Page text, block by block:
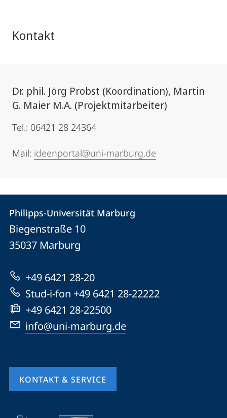
Kontakt
Dr. phil. Jörg Probst (Koordination), Martin
G. Maier M.A. (Projektmitarbeiter)
Tel.: 06421 28 24364
Mail: ideenportal@uni-marburg.de
Kontakt
und
Informationen
zur
Website
Philipps-
Universität
Marburg
Philipps-Universität Marburg
Biegenstraße 10
35037 Marburg
+49 6421 28-20
Stud-i-fon +49 6421 28-22222
+49 6421 28-22500
info@uni-marburg.de
KONTAKT & SERVICE